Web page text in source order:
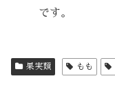
です。
果実類 もも